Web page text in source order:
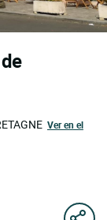
Ver en el